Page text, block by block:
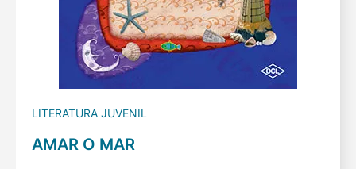
LITERATURA JUVENIL
AMAR O MAR